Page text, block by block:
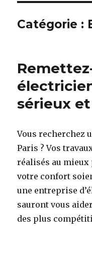
Catégorie :
sérieux
Vous recherchez
Paris ? Vos
réalisés au mieux
votre confort
une entreprise
sauront vous
des plus